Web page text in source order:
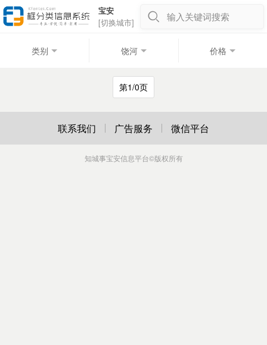
宝安
[切换城市]
输入关键词搜索
类别 饶河 价格
第1/0页
联系我们 广告服务 微信平台
知城事宝安信息平台©版权所有